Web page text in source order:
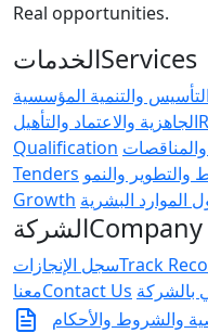
Real opportunities.
الخدماتServices
التأسيس والتنمية المؤسسية
الجاهزية والاعتماد والتأهيل
Qualification
Tenders والتطوير والنمو
Growth الموارد البشرية
الشركةCompany
سجل الإنجازاتTrack
معناContact Us
والشروط والأحكام